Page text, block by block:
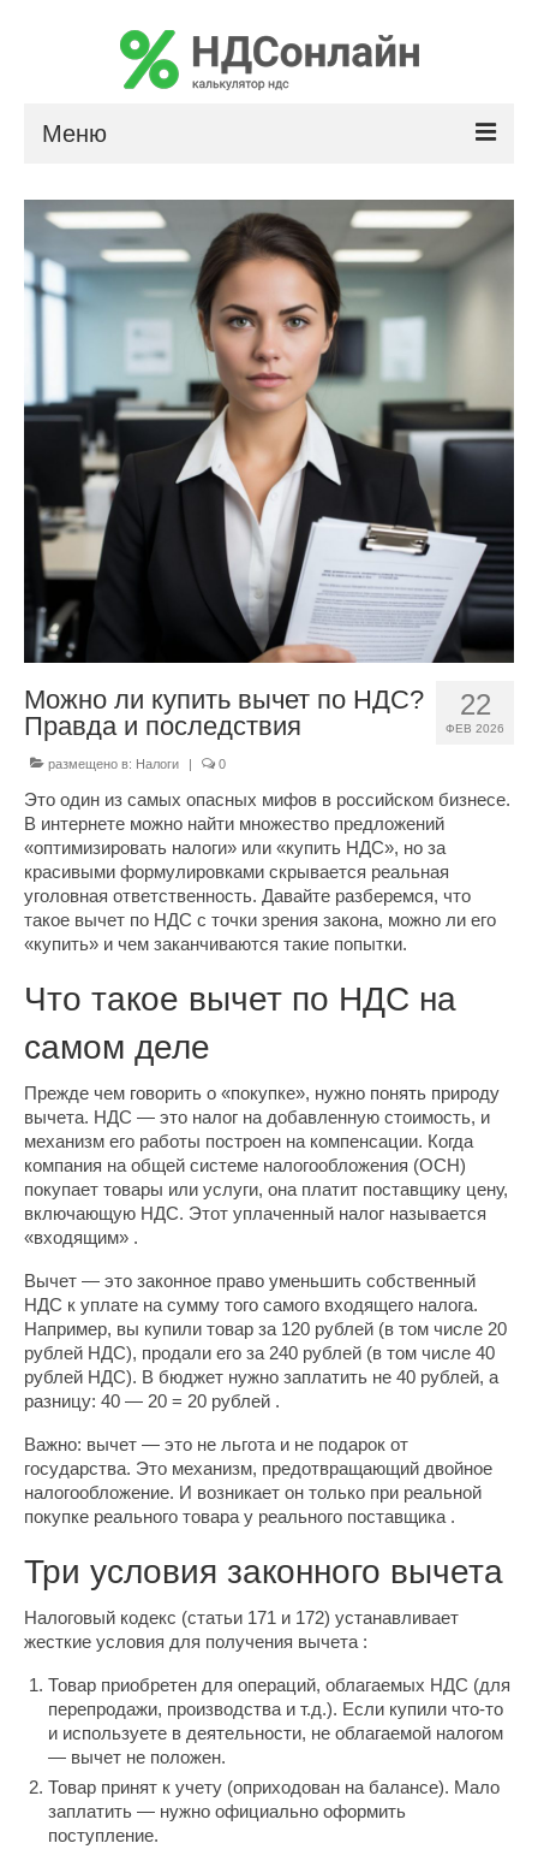
Меню
Расчет НДС
Сумма прописью
Калькулятор сальдо по лизингу
22
ФЕВ 2026
Можно ли купить вычет по НДС?
Правда и последствия
размещено в: Налоги | 0
Это один из самых опасных мифов в российском бизнесе.
В интернете можно найти множество предложений
«оптимизировать налоги» или «купить НДС», но за
красивыми формулировками скрывается реальная
уголовная ответственность. Давайте разберемся, что
такое вычет по НДС с точки зрения закона, можно ли его
«купить» и чем заканчиваются такие попытки.
Что такое вычет по НДС на
самом деле
Прежде чем говорить о «покупке», нужно понять природу
вычета. НДС — это налог на добавленную стоимость, и
механизм его работы построен на компенсации. Когда
компания на общей системе налогообложения (ОСН)
покупает товары или услуги, она платит поставщику цену,
включающую НДС. Этот уплаченный налог называется
«входящим» .
Вычет — это законное право уменьшить собственный
НДС к уплате на сумму того самого входящего налога.
Например, вы купили товар за 120 рублей (в том числе 20
рублей НДС), продали его за 240 рублей (в том числе 40
рублей НДС). В бюджет нужно заплатить не 40 рублей, а
разницу: 40 — 20 = 20 рублей .
Важно: вычет — это не льгота и не подарок от
государства. Это механизм, предотвращающий двойное
налогообложение. И возникает он только при реальной
покупке реального товара у реального поставщика .
Три условия законного вычета
Налоговый кодекс (статьи 171 и 172) устанавливает
жесткие условия для получения вычета :
Товар приобретен для операций, облагаемых НДС (для
перепродажи, производства и т.д.). Если купили что-то
и используете в деятельности, не облагаемой налогом
— вычет не положен.
Товар принят к учету (оприходован на балансе). Мало
заплатить — нужно официально оформить
поступление.